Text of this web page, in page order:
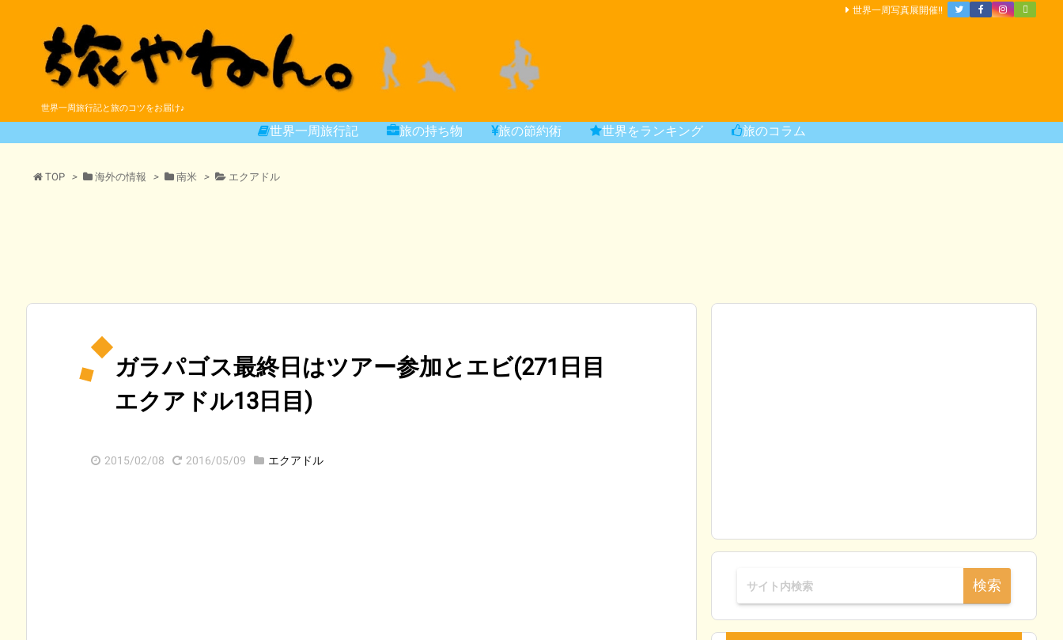
世界一周旅行記と旅のコツをお届け♪
世界一周旅行記 旅の持ち物 旅の節約術 世界をランキング 旅のコラム
世界一周写真展開催!!
TOP > 海外の情報 > 南米 > エクアドル
ガラパゴス最終日はツアー参加とエビ(271日目
エクアドル13日目)
2015/02/08 2016/05/09 エクアドル